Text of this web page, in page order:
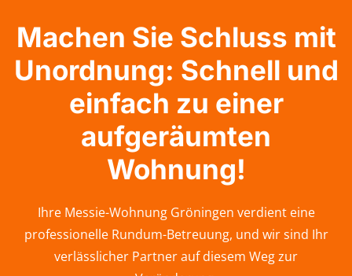
Machen Sie Schluss mit
Unordnung: Schnell und
einfach zu einer
aufgeräumten
Wohnung!
Ihre Messie-Wohnung Gröningen verdient eine
professionelle Rundum-Betreuung, und wir sind Ihr
verlässlicher Partner auf diesem Weg zur